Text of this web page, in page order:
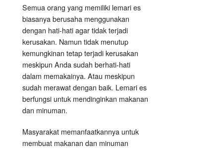
Semua orang yang memiliki lemari es
biasanya berusaha menggunakan
dengan hati-hati agar tidak terjadi
kerusakan. Namun tidak menutup
kemungkinan tetap terjadi kerusakan
meskipun Anda sudah berhati-hati
dalam memakainya. Atau meskipun
sudah merawat dengan baik. Lemari es
berfungsi untuk mendinginkan makanan
dan minuman.
Masyarakat memanfaatkannya untuk
membuat makanan dan minuman